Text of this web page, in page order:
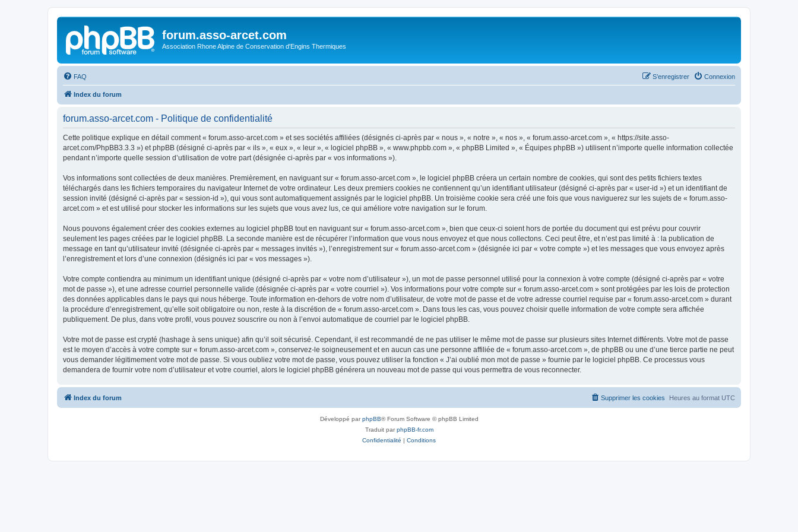
forum.asso-arcet.com
Association Rhone Alpine de Conservation d'Engins Thermiques
FAQ Connexion
S’enregistrer
Index du forum
forum.asso-arcet.com - Politique de confidentialité
Cette politique explique en détail comment « forum.asso-arcet.com » et ses sociétés affiliées (désignés ci-après par « nous », « notre », « nos », « forum.asso-arcet.com », « https://site.asso-
arcet.com/PhpBB3.3.3 ») et phpBB (désigné ci-après par « ils », « eux », « leur », « logiciel phpBB », « www.phpbb.com », « phpBB Limited », « Équipes phpBB ») utilisent n’importe quelle information collectée
pendant n’importe quelle session d’utilisation de votre part (désignée ci-après par « vos informations »).
Vos informations sont collectées de deux manières. Premièrement, en naviguant sur « forum.asso-arcet.com », le logiciel phpBB créera un certain nombre de cookies, qui sont des petits fichiers textes
téléchargés dans les fichiers temporaires du navigateur Internet de votre ordinateur. Les deux premiers cookies ne contiennent qu’un identifiant utilisateur (désigné ci-après par « user-id ») et un identifiant de
session invité (désigné ci-après par « session-id »), qui vous sont automatiquement assignés par le logiciel phpBB. Un troisième cookie sera créé une fois que vous naviguerez sur les sujets de « forum.asso-
arcet.com » et est utilisé pour stocker les informations sur les sujets que vous avez lus, ce qui améliore votre navigation sur le forum.
Nous pouvons également créer des cookies externes au logiciel phpBB tout en naviguant sur « forum.asso-arcet.com », bien que ceux-ci soient hors de portée du document qui est prévu pour couvrir
seulement les pages créées par le logiciel phpBB. La seconde manière est de récupérer l’information que vous nous envoyez et que nous collectons. Ceci peut être, et n’est pas limité à : la publication de
message en tant qu’utilisateur invité (désignée ci-après par « messages invités »), l’enregistrement sur « forum.asso-arcet.com » (désignée ici par « votre compte ») et les messages que vous envoyez après
l’enregistrement et lors d’une connexion (désignés ici par « vos messages »).
Votre compte contiendra au minimum un identifiant unique (désigné ci-après par « votre nom d’utilisateur »), un mot de passe personnel utilisé pour la connexion à votre compte (désigné ci-après par « votre
mot de passe »), et une adresse courriel personnelle valide (désignée ci-après par « votre courriel »). Vos informations pour votre compte sur « forum.asso-arcet.com » sont protégées par les lois de protection
des données applicables dans le pays qui nous héberge. Toute information en-dehors de votre nom d’utilisateur, de votre mot de passe et de votre adresse courriel requise par « forum.asso-arcet.com » durant
la procédure d’enregistrement, qu’elle soit obligatoire ou non, reste à la discrétion de « forum.asso-arcet.com ». Dans tous les cas, vous pouvez choisir quelle information de votre compte sera affichée
publiquement. De plus, dans votre profil, vous pouvez souscrire ou non à l’envoi automatique de courriel par le logiciel phpBB.
Votre mot de passe est crypté (hashage à sens unique) afin qu’il soit sécurisé. Cependant, il est recommandé de ne pas utiliser le même mot de passe sur plusieurs sites Internet différents. Votre mot de passe
est le moyen d’accès à votre compte sur « forum.asso-arcet.com », conservez-le soigneusement et en aucun cas une personne affiliée de « forum.asso-arcet.com », de phpBB ou une d’une tierce partie ne peut
vous demander légitimement votre mot de passe. Si vous oubliez votre mot de passe, vous pouvez utiliser la fonction « J’ai oublié mon mot de passe » fournie par le logiciel phpBB. Ce processus vous
demandera de fournir votre nom d’utilisateur et votre courriel, alors le logiciel phpBB générera un nouveau mot de passe qui vous permettra de vous reconnecter.
Index du forum Heures au format UTC
Supprimer les cookies
Développé parphpBB® Forum Software © phpBB Limited
Traduit parphpBB-fr.com
Confidentialité | Conditions